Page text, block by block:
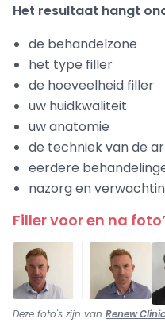
Het resultaat hangt
de behandelzone
het type filler
de hoeveelheid filler
uw huidkwaliteit
uw anatomie
de techniek van de
eerdere
nazorg en
Filler voor en na
Deze foto's zijn van Renew